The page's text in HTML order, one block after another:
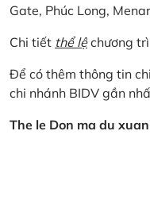
Gate, Phúc Long,
Chi tiết thể lệchương
Để có thêm thông tin
chi nhánh BIDV gần
The le Don ma du